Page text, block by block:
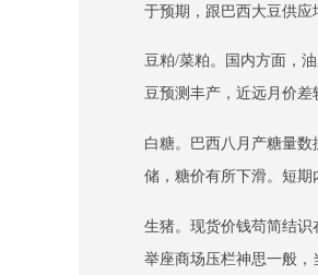
于预期，跟巴西大豆供应
豆粕/菜粕。国内方面，
豆预测丰产，近远月价差
白糖。巴西八月产糖量
储，糖价有所下滑。短期
生猪。现货价钱苟简结识
举座商场压栏神思一般